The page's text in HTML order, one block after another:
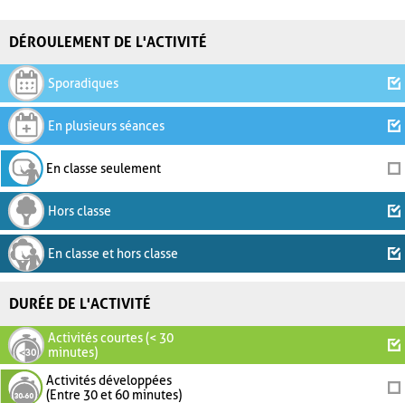
DÉROULEMENT DE L'ACTIVITÉ
Sporadiques
En plusieurs séances
En classe seulement
Hors classe
En classe et hors classe
DURÉE DE L'ACTIVITÉ
Activités courtes (< 30
minutes)
Activités développées
(Entre 30 et 60 minutes)